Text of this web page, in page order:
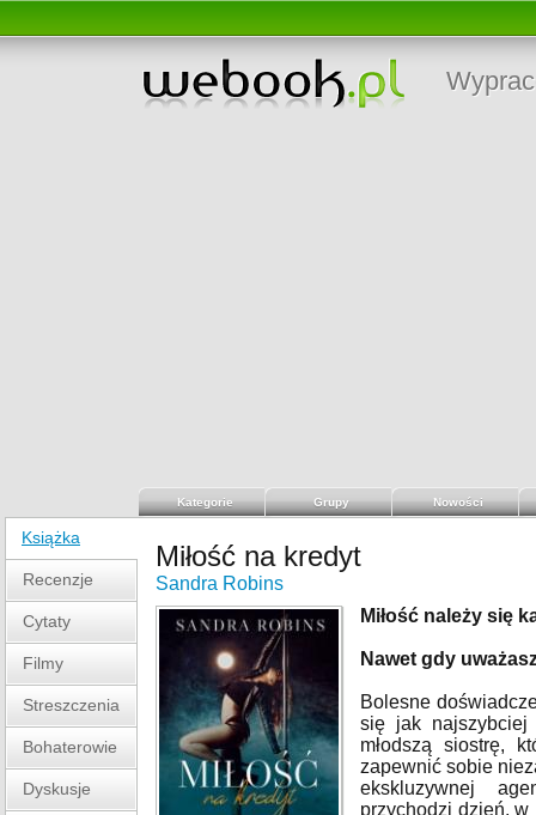
Kategorie Grupy Nowości
Książka
Recenzje
Cytaty
Filmy
Streszczenia
Bohaterowie
Dyskusje
Miłość na kredyt
Sandra Robins
Miłość należy się
Nawet gdy
Bolesne
się jak najszybciej
młodszą siostrę,
zapewnić sobie
ekskluzywnej
przychodzi dzień,